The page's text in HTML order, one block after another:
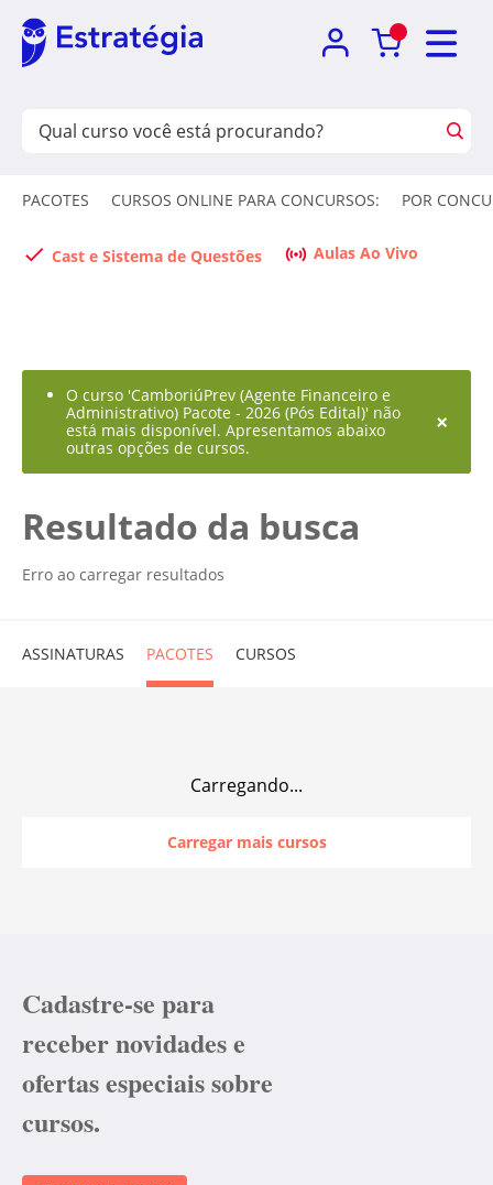
PACOTES CURSOS ONLINE PARA CONCURSOS: POR
Cast e Sistema de Questões Aulas Ao Vivo
O curso 'CamboriúPrev (Agente Financeiro e
Administrativo) Pacote - 2026 (Pós Edital)' não
está mais disponível. Apresentamos abaixo
outras opções de cursos.
×
Resultado da busca
Erro ao carregar resultados
ASSINATURAS PACOTES CURSOS
Carregando...
Carregar mais cursos
Cadastre-se para
receber novidades e
ofertas especiais sobre
cursos.